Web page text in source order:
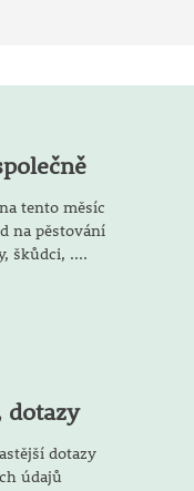
tento měsíc
na pěstování
škůdci, ....
dotazy
dotazy
údajů